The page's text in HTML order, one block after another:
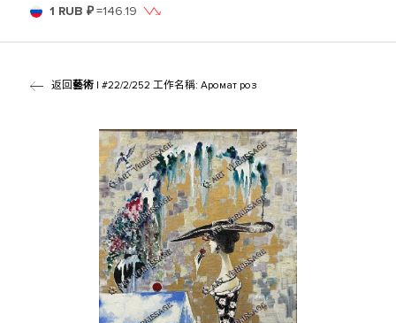
1 RUB ₽=146.19
返回藝術| #22/2/252 工作名稱: Аромат роз